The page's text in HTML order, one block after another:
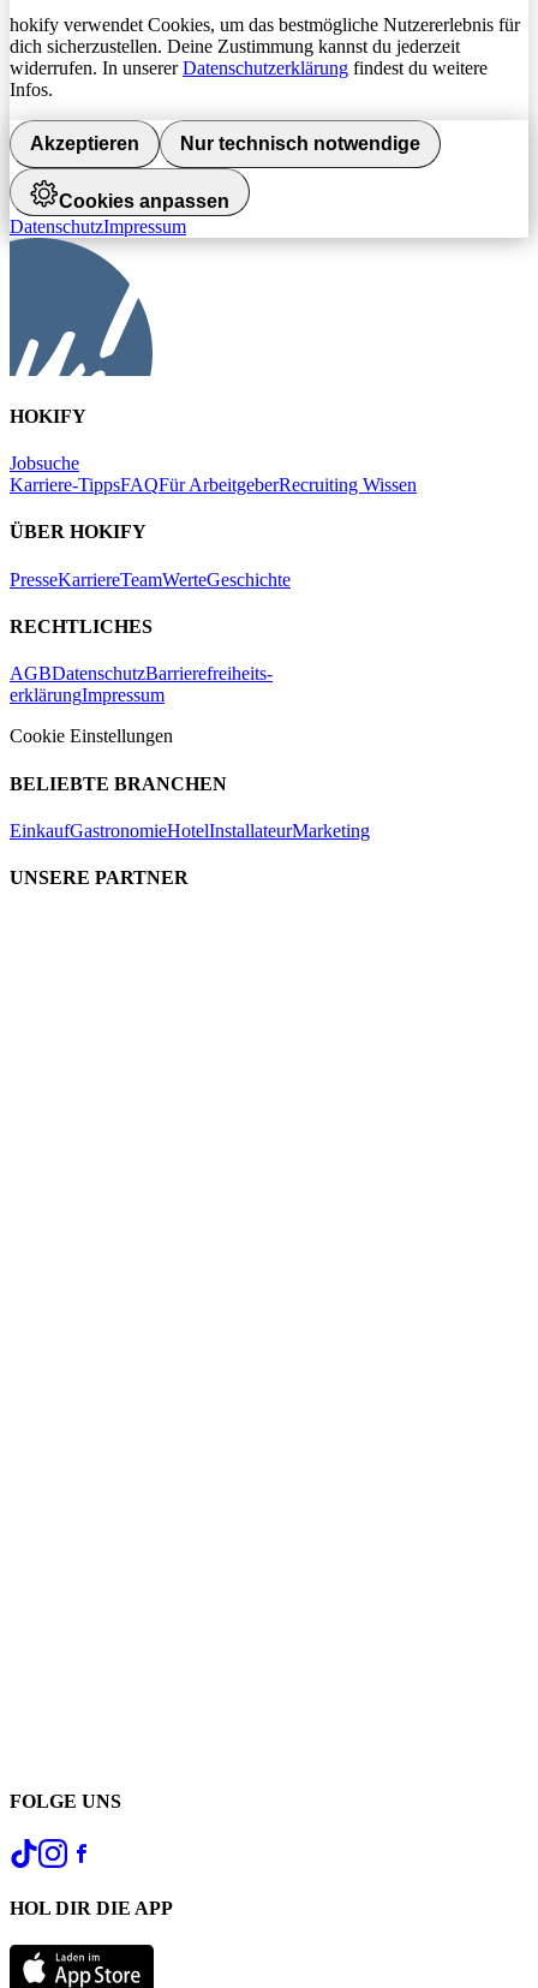
hokify verwendet Cookies, um das bestmögliche Nutzererlebnis für
dich sicherzustellen. Deine Zustimmung kannst du jederzeit
widerrufen. In unsererDatenschutzerklärung findest du weitere
Infos.
Akzeptieren Nur technisch notwendige
Cookies anpassen
DatenschutzImpressum
HOKIFY
Jobsuche
Karriere-TippsFAQFür ArbeitgeberRecruiting Wissen
ÜBER HOKIFY
PresseKarriereTeamWerteGeschichte
RECHTLICHES
AGBDatenschutzBarrierefreiheits-
erklärungImpressum
Cookie Einstellungen
BELIEBTE BRANCHEN
EinkaufGastronomieHotelInstallateurMarketing
UNSERE PARTNER
FOLGE UNS
HOL DIR DIE APP